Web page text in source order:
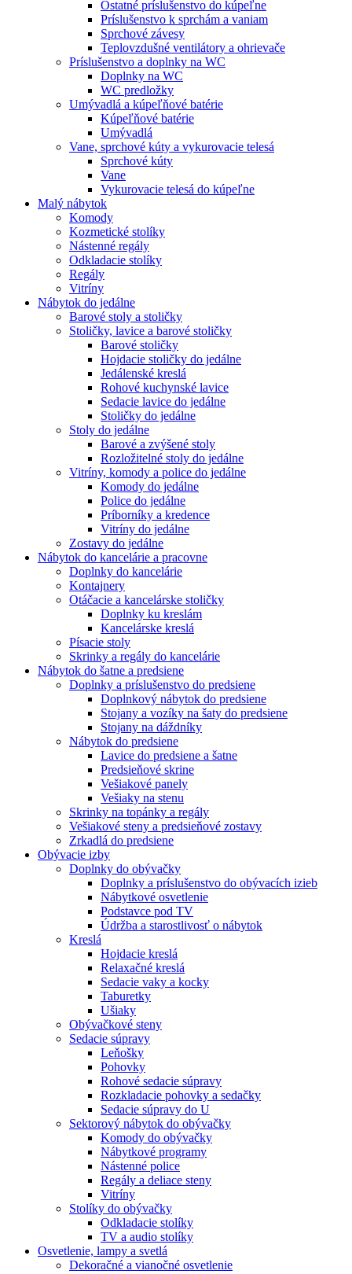
Ostatné príslušenstvo do kúpeľne
Príslušenstvo k sprchám a vaniam
Sprchové závesy
Teplovzdušné ventilátory a ohrievače
Príslušenstvo a doplnky na WC
Doplnky na WC
WC predložky
Umývadlá a kúpeľňové batérie
Kúpeľňové batérie
Umývadlá
Vane, sprchové kúty a vykurovacie telesá
Sprchové kúty
Vane
Vykurovacie telesá do kúpeľne
Malý nábytok
Komody
Kozmetické stolíky
Nástenné regály
Odkladacie stolíky
Regály
Vitríny
Nábytok do jedálne
Barové stoly a stoličky
Stoličky, lavice a barové stoličky
Barové stoličky
Hojdacie stoličky do jedálne
Jedálenské kreslá
Rohové kuchynské lavice
Sedacie lavice do jedálne
Stoličky do jedálne
Stoly do jedálne
Barové a zvýšené stoly
Rozložitelné stoly do jedálne
Vitríny, komody a police do jedálne
Komody do jedálne
Police do jedálne
Príborníky a kredence
Vitríny do jedálne
Zostavy do jedálne
Nábytok do kancelárie a pracovne
Doplnky do kancelárie
Kontajnery
Otáčacie a kancelárske stoličky
Doplnky ku kreslám
Kancelárske kreslá
Písacie stoly
Skrinky a regály do kancelárie
Nábytok do šatne a predsiene
Doplnky a príslušenstvo do predsiene
Doplnkový nábytok do predsiene
Stojany a vozíky na šaty do predsiene
Stojany na dáždníky
Nábytok do predsiene
Lavice do predsiene a šatne
Predsieňové skrine
Vešiakové panely
Vešiaky na stenu
Skrinky na topánky a regály
Vešiakové steny a predsieňové zostavy
Zrkadlá do predsiene
Obývacie izby
Doplnky do obývačky
Doplnky a príslušenstvo do obývacích izieb
Nábytkové osvetlenie
Podstavce pod TV
Údržba a starostlivosť o nábytok
Kreslá
Hojdacie kreslá
Relaxačné kreslá
Sedacie vaky a kocky
Taburetky
Ušiaky
Obývačkové steny
Sedacie súpravy
Leňošky
Pohovky
Rohové sedacie súpravy
Rozkladacie pohovky a sedačky
Sedacie súpravy do U
Sektorový nábytok do obývačky
Komody do obývačky
Nábytkové programy
Nástenné police
Regály a deliace steny
Vitríny
Stolíky do obývačky
Odkladacie stolíky
TV a audio stolíky
Osvetlenie, lampy a svetlá
Dekoračné a vianočné osvetlenie